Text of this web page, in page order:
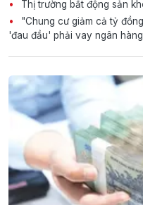
Thị trường bất động sản
"Chung cư giảm cả tỷ
'đau đầu' phải vay ngân